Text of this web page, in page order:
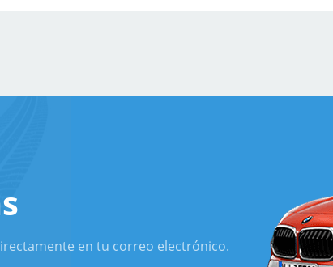
en tu correo electrónico.